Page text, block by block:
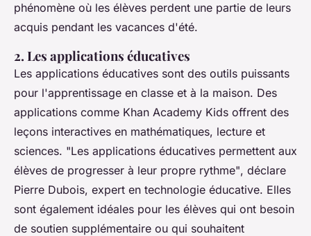
phénomène où les élèves perdent une partie de leurs
acquis pendant les vacances d'été.
2. Les applications éducatives
Les applications éducatives sont des outils puissants
pour l'apprentissage en classe et à la maison. Des
applications comme Khan Academy Kids offrent des
leçons interactives en mathématiques, lecture et
sciences. "Les applications éducatives permettent aux
élèves de progresser à leur propre rythme", déclare
Pierre Dubois, expert en technologie éducative. Elles
sont également idéales pour les élèves qui ont besoin
de soutien supplémentaire ou qui souhaitent